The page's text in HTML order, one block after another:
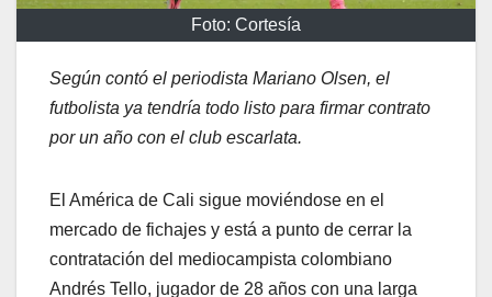
Foto: Cortesía
Según contó el periodista Mariano Olsen, el
futbolista ya tendría todo listo para firmar contrato
por un año con el club escarlata.
El América de Cali sigue moviéndose en el
mercado de fichajes y está a punto de cerrar la
contratación del mediocampista colombiano
Andrés Tello, jugador de 28 años con una larga